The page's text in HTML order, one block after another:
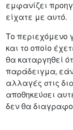
εμφανίζει
είχατε με αυτό.
Το περιεχόμενο
και το οποίο
θα καταργηθεί
παράδειγμα, εάν
αλλαγές στις
αποθηκεύσει
δεν θα